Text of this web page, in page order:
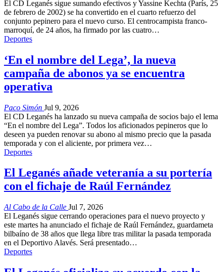
El CD Leganés sigue sumando efectivos y Yassine Kechta (París, 25
de febrero de 2002) se ha convertido en el cuarto refuerzo del
conjunto pepinero para el nuevo curso. El centrocampista franco-
marroquí, de 24 años, ha firmado por las cuatro…
Deportes
‘En el nombre del Lega’, la nueva
campaña de abonos ya se encuentra
operativa
Paco Simón Jul 9, 2026
El CD Leganés ha lanzado su nueva campaña de socios bajo el lema
“En el nombre del Lega”. Todos los aficionados pepineros que lo
deseen ya pueden renovar su abono al mismo precio que la pasada
temporada y con el aliciente, por primera vez…
Deportes
El Leganés añade veteranía a su portería
con el fichaje de Raúl Fernández
Al Cabo de la Calle Jul 7, 2026
El Leganés sigue cerrando operaciones para el nuevo proyecto y
este martes ha anunciado el fichaje de Raúl Fernández, guardameta
bilbaíno de 38 años que llega libre tras militar la pasada temporada
en el Deportivo Alavés. Será presentado…
Deportes